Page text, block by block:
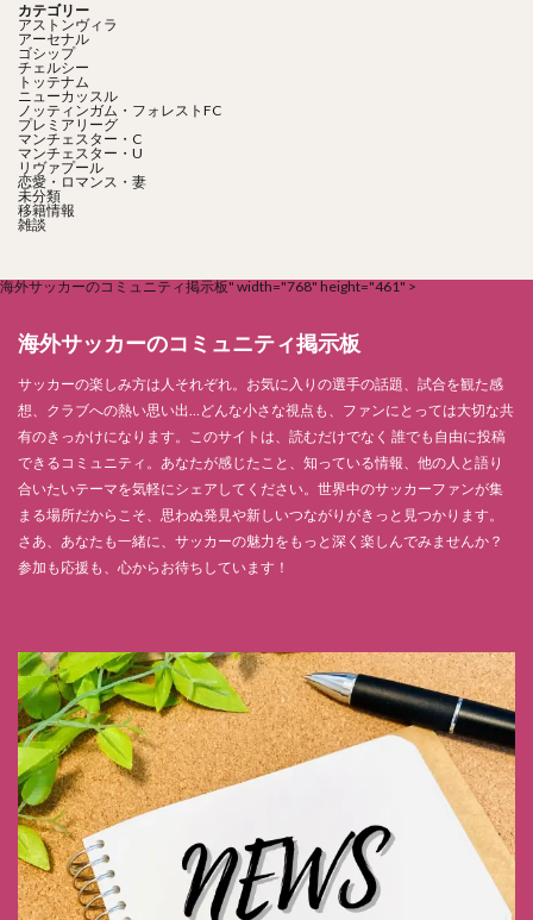
カテゴリー
アストンヴィラ
アーセナル
ゴシップ
チェルシー
トッテナム
ニューカッスル
ノッティンガム・フォレストFC
プレミアリーグ
マンチェスター・C
マンチェスター・U
リヴァプール
恋愛・ロマンス・妻
未分類
移籍情報
雑談
海外サッカーのコミュニティ掲示板" width="768" height="461" >
海外サッカーのコミュニティ掲示板
サッカーの楽しみ方は人それぞれ。お気に入りの選手の話題、試合を観た感
想、クラブへの熱い思い出…どんな小さな視点も、ファンにとっては大切な共
有のきっかけになります。このサイトは、読むだけでなく 誰でも自由に投稿
できるコミュニティ。あなたが感じたこと、知っている情報、他の人と語り
合いたいテーマを気軽にシェアしてください。世界中のサッカーファンが集
まる場所だからこそ、思わぬ発見や新しいつながりがきっと見つかります。
さあ、あなたも一緒に、サッカーの魅力をもっと深く楽しんでみませんか？
参加も応援も、心からお待ちしています！